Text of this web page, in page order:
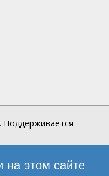
Поддерживается
этом сайте